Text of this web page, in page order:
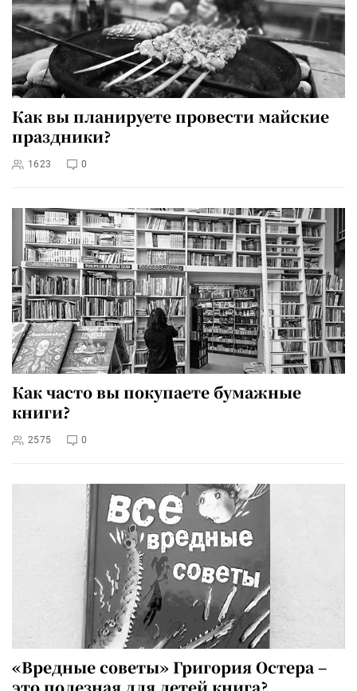
Как вы планируете провести майские
праздники?
1623 0
Как часто вы покупаете бумажные
книги?
2575 0
«Вредные советы» Григория Остера –